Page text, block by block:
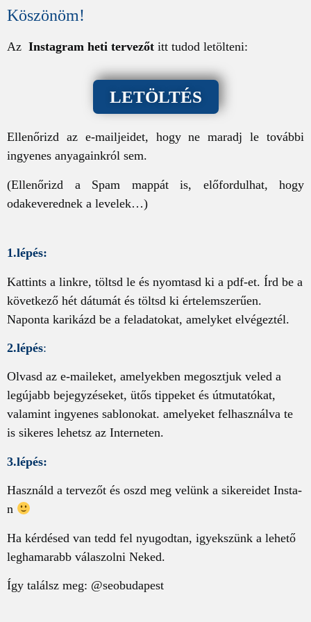
Köszönöm!
Az Instagram heti tervezőt itt tudod letölteni:
LETÖLTÉS
Ellenőrizd az e-mailjeidet, hogy ne maradj le további
ingyenes anyagainkról sem.
(Ellenőrizd a Spam mappát is, előfordulhat, hogy
odakeverednek a levelek…)
1.lépés:
Kattints a linkre, töltsd le és nyomtasd ki a pdf-et. Írd be a
következő hét dátumát és töltsd ki értelemszerűen.
Naponta karikázd be a feladatokat, amelyket elvégeztél.
2.lépés:
Olvasd az e-maileket, amelyekben megosztjuk veled a
legújabb bejegyzéseket, ütős tippeket és útmutatókat,
valamint ingyenes sablonokat. amelyeket felhasználva te
is sikeres lehetsz az Interneten.
3.lépés:
Használd a tervezőt és oszd meg velünk a sikereidet Insta-
n
Ha kérdésed van tedd fel nyugodtan, igyekszünk a lehető
leghamarabb válaszolni Neked.
Így találsz meg: @seobudapest